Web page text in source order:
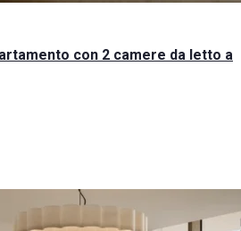
con 2 camere da letto a